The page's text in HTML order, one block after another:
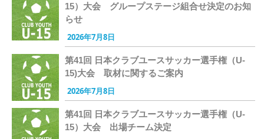
15）大会 グループステージ組合せ決定のお知
らせ
2026年7月8日
第41回 日本クラブユースサッカー選手権（U-
15)大会 取材に関するご案内
2026年7月8日
第41回 日本クラブユースサッカー選手権（U-
15）大会 出場チーム決定